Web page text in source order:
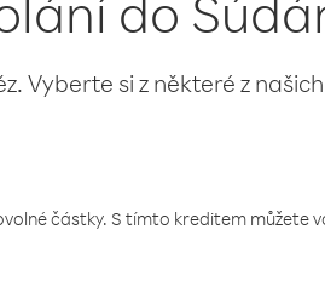
Vyberte si z některé z
částky. S tímto kreditem můžete